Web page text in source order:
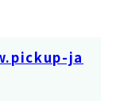
ja